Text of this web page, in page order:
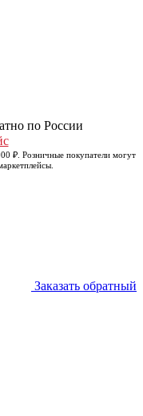
по России
₽. Розничные покупатели могут
Заказать обратный